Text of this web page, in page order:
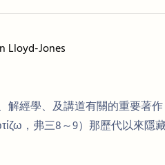
Lloyd-Jones
解經學、及講道有關的重要著
，弗三8～9）那歷代以來隱